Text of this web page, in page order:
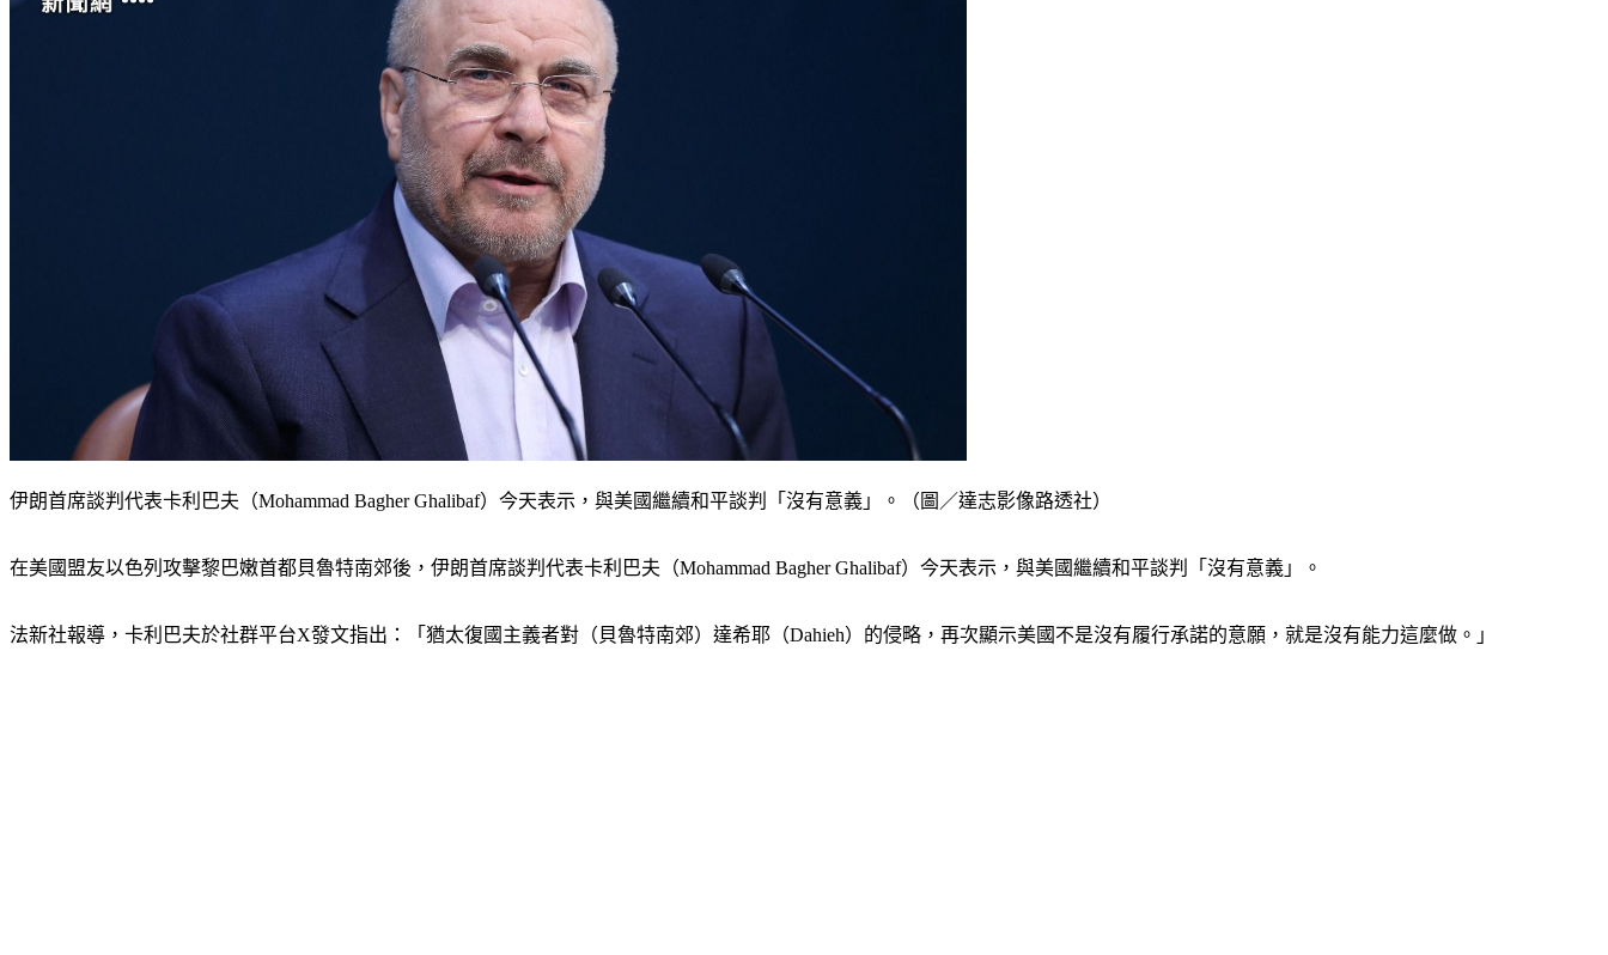
伊朗首席談判代表卡利巴夫（Mohammad Bagher Ghalibaf）今天表示，與美國繼續和平談判「沒有意義」。（圖／達志影像路透社）
在美國盟友以色列攻擊黎巴嫩首都貝魯特南郊後，伊朗首席談判代表卡利巴夫（Mohammad Bagher Ghalibaf）今天表示，與美國繼續和平談判「沒有意義」。
法新社報導，卡利巴夫於社群平台X發文指出：「猶太復國主義者對（貝魯特南郊）達希耶（Dahieh）的侵略，再次顯示美國不是沒有履行承諾的意願，就是沒有能力這麼做。」